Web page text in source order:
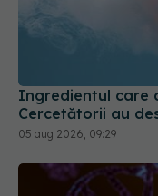
Ingredientul care
Cercetătorii au
05 aug 2026, 09:29